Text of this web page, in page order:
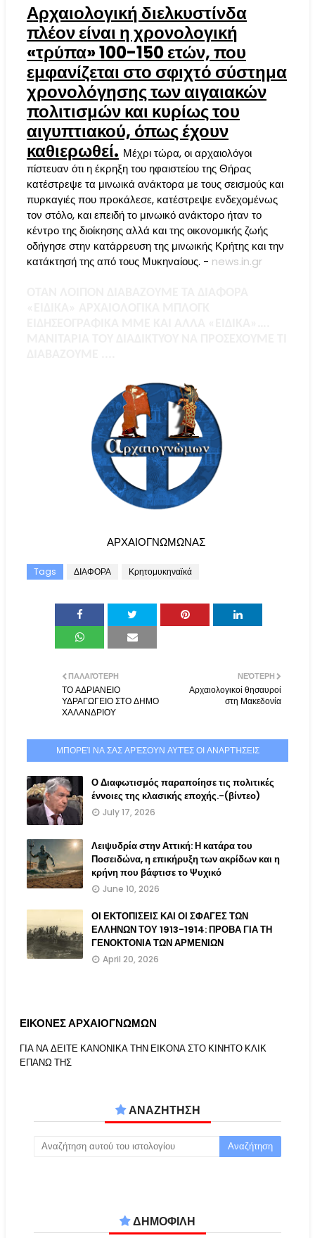
Αρχαιολογική διελκυστίνδα
πλέον είναι η χρονολογική
«τρύπα» 100-150 ετών, που
εμφανίζεται στο σφιχτό σύστημα
χρονολόγησης των αιγαιακών
πολιτισμών και κυρίως του
αιγυπτιακού, όπως έχουν
καθιερωθεί. Μέχρι τώρα, οι αρχαιολόγοι
πίστευαν ότι η έκρηξη του ηφαιστείου της Θήρας
κατέστρεψε τα μινωικά ανάκτορα με τους σεισμούς και
πυρκαγιές που προκάλεσε, κατέστρεψε ενδεχομένως
τον στόλο, και επειδή το μινωικό ανάκτορο ήταν το
κέντρο της διοίκησης αλλά και της οικονομικής ζωής
οδήγησε στην κατάρρευση της μινωικής Κρήτης και την
κατάκτησή της από τους Μυκηναίους. - news.in.gr
ΑΡΧΑΙΟΓΝΩΜΩΝΑΣ
Tags ΔΙΑΦΟΡΑ Κρητομυκηναϊκά
ΝΕΌΤΕΡΗ
Αρχαιολογικοί θησαυροί
στη Μακεδονία
ΠΑΛΑΙΌΤΕΡΗ
ΤΟ ΑΔΡΙΑΝΕΙΟ
ΥΔΡΑΓΩΓΕΙΟ ΣΤΟ ΔΗΜΟ
ΧΑΛΑΝΔΡΙΟΥ
ΜΠΟΡΕΊ ΝΑ ΣΑΣ ΑΡΈΣΟΥΝ ΑΥΤΈΣ ΟΙ ΑΝΑΡΤΉΣΕΙΣ
Ο Διαφωτισμός παραποίησε τις πολιτικές
έννοιες της κλασικής εποχής.-(βίντεο)
July 17, 2026
Λειψυδρία στην Αττική: Η κατάρα του
Ποσειδώνα, η επικήρυξη των ακρίδων και η
κρήνη που βάφτισε το Ψυχικό
June 10, 2026
ΟΙ ΕΚΤΟΠΙΣΕΙΣ ΚΑΙ ΟΙ ΣΦΑΓΕΣ ΤΩΝ
ΕΛΛΗΝΩΝ ΤΟΥ 1913-1914: ΠΡΟΒΑ ΓΙΑ ΤΗ
ΓΕΝΟΚΤΟΝΙΑ ΤΩΝ ΑΡΜΕΝΙΩΝ
April 20, 2026
ΕΙΚΟΝΕΣ ΑΡΧΑΙΟΓΝΩΜΩΝ
ΓΙΑ ΝΑ ΔΕΙΤΕ ΚΑΝΟΝΙΚΑ ΤΗΝ ΕΙΚΟΝΑ ΣΤΟ ΚΙΝΗΤΟ ΚΛΙΚ
ΕΠΑΝΩ ΤΗΣ
ΑΝΑΖΗΤΗΣΗ
ΔΗΜΟΦΙΛΗ